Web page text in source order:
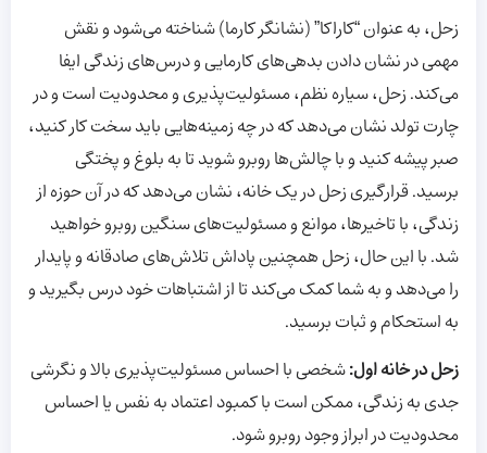
زحل، به عنوان “کاراکا” (نشانگر کارما) شناخته می‌شود و نقش
مهمی در نشان دادن بدهی‌های کارمایی و درس‌های زندگی ایفا
می‌کند. زحل، سیاره نظم، مسئولیت‌پذیری و محدودیت است و در
چارت تولد نشان می‌دهد که در چه زمینه‌هایی باید سخت کار کنید،
صبر پیشه کنید و با چالش‌ها روبرو شوید تا به بلوغ و پختگی
برسید. قرارگیری زحل در یک خانه، نشان می‌دهد که در آن حوزه از
زندگی، با تاخیرها، موانع و مسئولیت‌های سنگین روبرو خواهید
شد. با این حال، زحل همچنین پاداش تلاش‌های صادقانه و پایدار
را می‌دهد و به شما کمک می‌کند تا از اشتباهات خود درس بگیرید و
به استحکام و ثبات برسید.
زحل در خانه اول:شخصی با احساس مسئولیت‌پذیری بالا و نگرشی
جدی به زندگی، ممکن است با کمبود اعتماد به نفس یا احساس
محدودیت در ابراز وجود روبرو شود.